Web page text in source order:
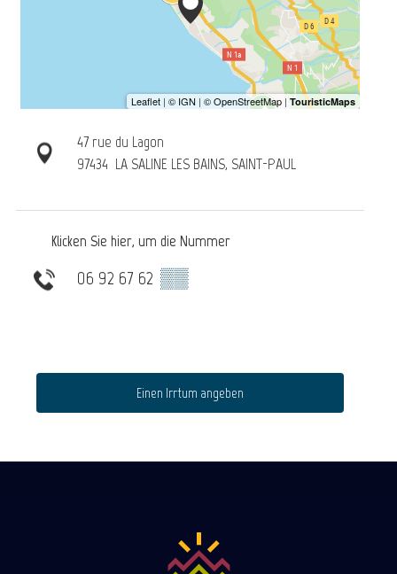
47 rue du Lagon
97434 LA SALINE LES BAINS, SAINT-PAUL
Klicken Sie hier, um die Nummer
06 92 67 62 ▒▒
Einen Irrtum angeben